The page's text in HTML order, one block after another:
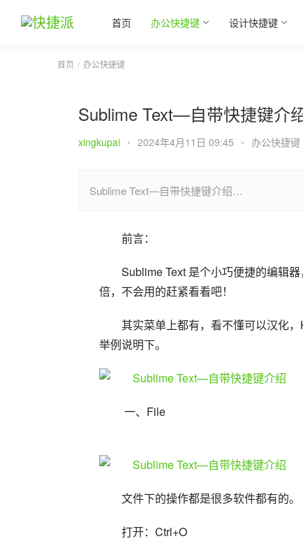
首页 办公快捷键 设计快捷键
首页 办公快捷键
Sublime Text—自带快捷键介
xingkupai • 2024年4月11日 09:45 • 办公快捷键
Sublime Text—自带快捷键介绍…
前言：
Sublime Text 是个小巧便捷的编辑
倍，不会用的赶紧看看吧！
其实菜单上都有，看不懂可以汉化
举例说明下。
一、File
文件下的操作都是很多软件都有的。
打开：Ctrl+O